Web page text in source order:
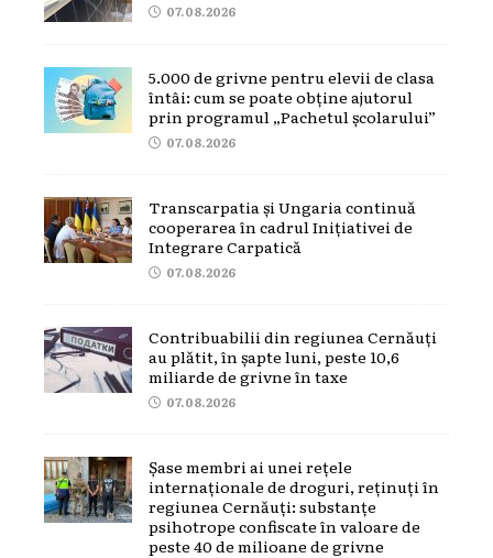
07.08.2026
5.000 de grivne pentru elevii de clasa
întâi: cum se poate obține ajutorul
prin programul „Pachetul școlarului”
07.08.2026
Transcarpatia și Ungaria continuă
cooperarea în cadrul Inițiativei de
Integrare Carpatică
07.08.2026
Contribuabilii din regiunea Cernăuți
au plătit, în șapte luni, peste 10,6
miliarde de grivne în taxe
07.08.2026
Șase membri ai unei rețele
internaționale de droguri, reținuți în
regiunea Cernăuți: substanțe
psihotrope confiscate în valoare de
peste 40 de milioane de grivne